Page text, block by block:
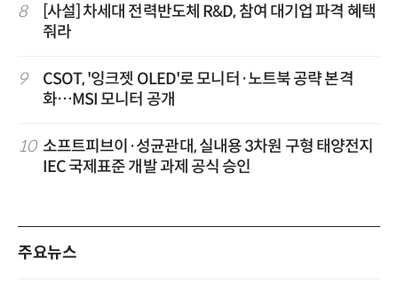
8
[사설] 차세대 전력반도체 R&D, 참여 대기업 파격 혜택
줘라
9
CSOT, '잉크젯 OLED'로 모니터·노트북 공략 본격
화…MSI 모니터 공개
10 소프트피브이·성균관대, 실내용 3차원 구형 태양전지
IEC 국제표준 개발 과제 공식 승인
주요뉴스